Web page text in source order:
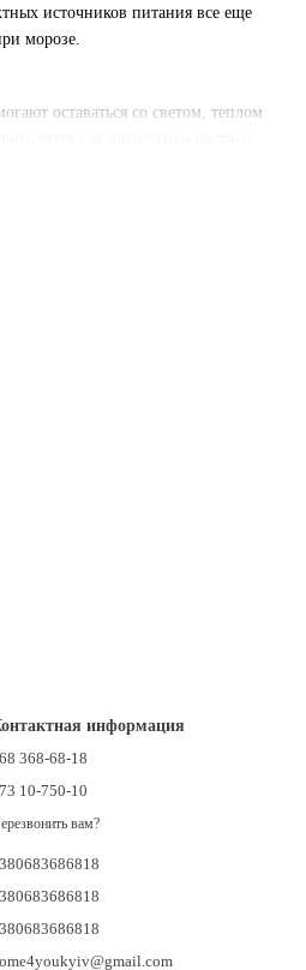
источников питания все еще
морозе.
оставаться со светом, теплом
информация
368-68-18
10-750-10
вам?